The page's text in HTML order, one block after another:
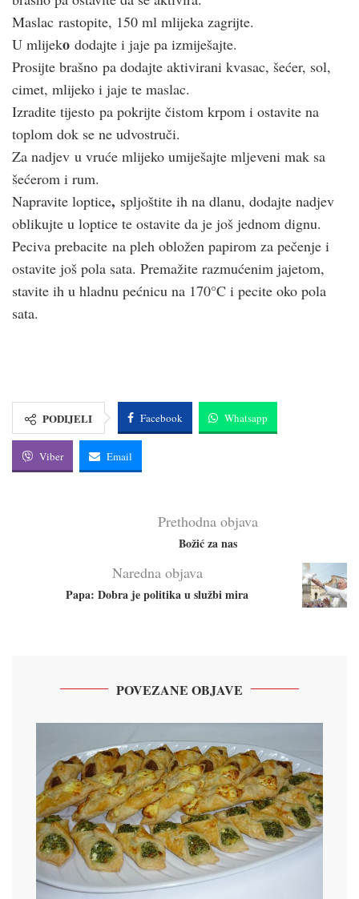
Maslac rastopite, 150 ml mlijeka zagrijte.
U mlijeko dodajte i jaje pa izmiješajte.
Prosijte brašno pa dodajte aktivirani kvasac, šećer, sol,
cimet, mlijeko i jaje te maslac.
Izradite tijesto pa pokrijte čistom krpom i ostavite na
toplom dok se ne udvostruči.
Za nadjev u vruće mlijeko umiješajte mljeveni mak sa
šećerom i rum.
Napravite loptice, spljoštite ih na dlanu, dodajte nadjev
oblikujte u loptice te ostavite da je još jednom dignu.
Peciva prebacite na pleh obložen papirom za pečenje i
ostavite još pola sata. Premažite razmućenim jajetom,
stavite ih u hladnu pećnicu na 170°C i pecite oko pola
sata.
PODIJELI Facebook Whatsapp
Viber Email
Prethodna objava
Božić za nas
Naredna objava
Papa: Dobra je politika u službi mira
POVEZANE OBJAVE